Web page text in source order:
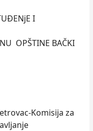
I
OPŠTINE BAČKI
Komisija za